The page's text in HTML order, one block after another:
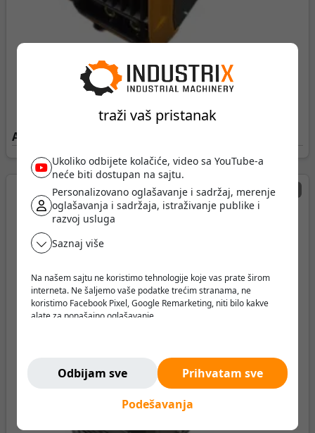
traži vaš pristanak
Ukoliko odbijete kolačiće, video sa YouTube-a
neće biti dostupan na sajtu.
Personalizovano oglašavanje i sadržaj, merenje
oglašavanja i sadržaja, istraživanje publike i
razvoj usluga
Saznaj više
Na našem sajtu ne koristimo tehnologije koje vas prate širom
interneta. Ne šaljemo vaše podatke trećim stranama, ne
koristimo Facebook Pixel, Google Remarketing, niti bilo kakve
alate za ponašajno oglašavanje.
Odbijam sve
Prihvatam sve
Podešavanja
Aparat za zavarivanje • Extremig 200
32.000 RSD